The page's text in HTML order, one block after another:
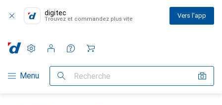
digitec
Trouvez et commandez plus vite Vers l'app
Navigation par catégorie
Menu Recherche
Paramètres
Compte client
Listes de comparaison
Listes d'envies
Panier